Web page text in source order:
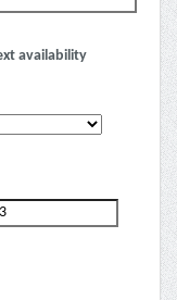
availability